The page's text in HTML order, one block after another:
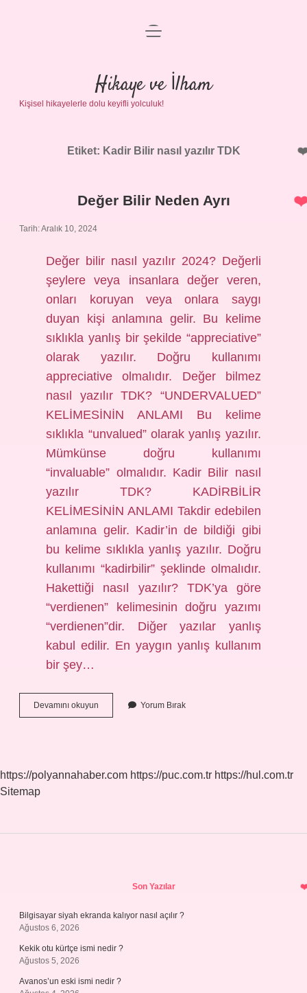
Anasayfa
Gizlilik Politikası
Yasal Uyarı
menüyü
Hikaye ve İlham
Kişisel hikayelerle dolu keyifli yolculuk!
Etiket: Kadir Bilir nasıl yazılır TDK
Değer Bilir Neden Ayrı
Tarih: Aralık 10, 2024
Değer bilir nasıl yazılır 2024? Değerli
şeylere veya insanlara değer veren,
onları koruyan veya onlara saygı
duyan kişi anlamına gelir. Bu kelime
sıklıkla yanlış bir şekilde “appreciative”
olarak yazılır. Doğru kullanımı
appreciative olmalıdır. Değer bilmez
nasıl yazılır TDK? “UNDERVALUED”
KELİMESİNİN ANLAMI Bu kelime
sıklıkla “unvalued” olarak yanlış yazılır.
Mümkünse doğru kullanımı
“invaluable” olmalıdır. Kadir Bilir nasıl
yazılır TDK? KADİRBİLİR
KELİMESİNİN ANLAMI Takdir edebilen
anlamına gelir. Kadir’in de bildiği gibi
bu kelime sıklıkla yanlış yazılır. Doğru
kullanımı “kadirbilir” şeklinde olmalıdır.
Hakettiği nasıl yazılır? TDK’ya göre
“verdienen” kelimesinin doğru yazımı
“verdienen”dir. Diğer yazılar yanlış
kabul edilir. En yaygın yanlış kullanım
bir şey…
Devamını okuyun
Bilir
Yorum Bırak
https://polyannahaber.com https://puc.com.tr https://hul.com.tr
Sitemap
Son Yazılar
Bilgisayar siyah ekranda kalıyor nasıl açılır ?
Ağustos 6, 2026
Kekik otu kürtçe ismi nedir ?
Ağustos 5, 2026
Avanos’un eski ismi nedir ?